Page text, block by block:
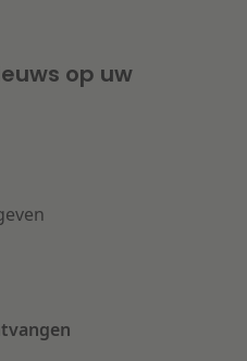
op uw